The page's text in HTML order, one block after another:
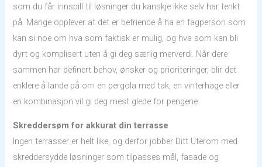
som du får innspill til løsninger du kanskje ikke selv har tenkt
på. Mange opplever at det er befriende å ha en fagperson som
kan si noe om hva som faktisk er mulig, og hva som kan bli
dyrt og komplisert uten å gi deg særlig merverdi. Når dere
sammen har definert behov, ønsker og prioriteringer, blir det
enklere å lande på om en pergola med tak, en vinterhage eller
en kombinasjon vil gi deg mest glede for pengene.
Skreddersøm for akkurat din terrasse
Ingen terrasser er helt like, og derfor jobber Ditt Uterom med
skreddersydde løsninger som tilpasses mål, fasade og